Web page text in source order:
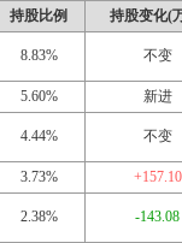
持股比例 持股变化(
8.83% 不变
5.60% 新进
4.44% 不变
3.73% +157.10
2.38% -143.08